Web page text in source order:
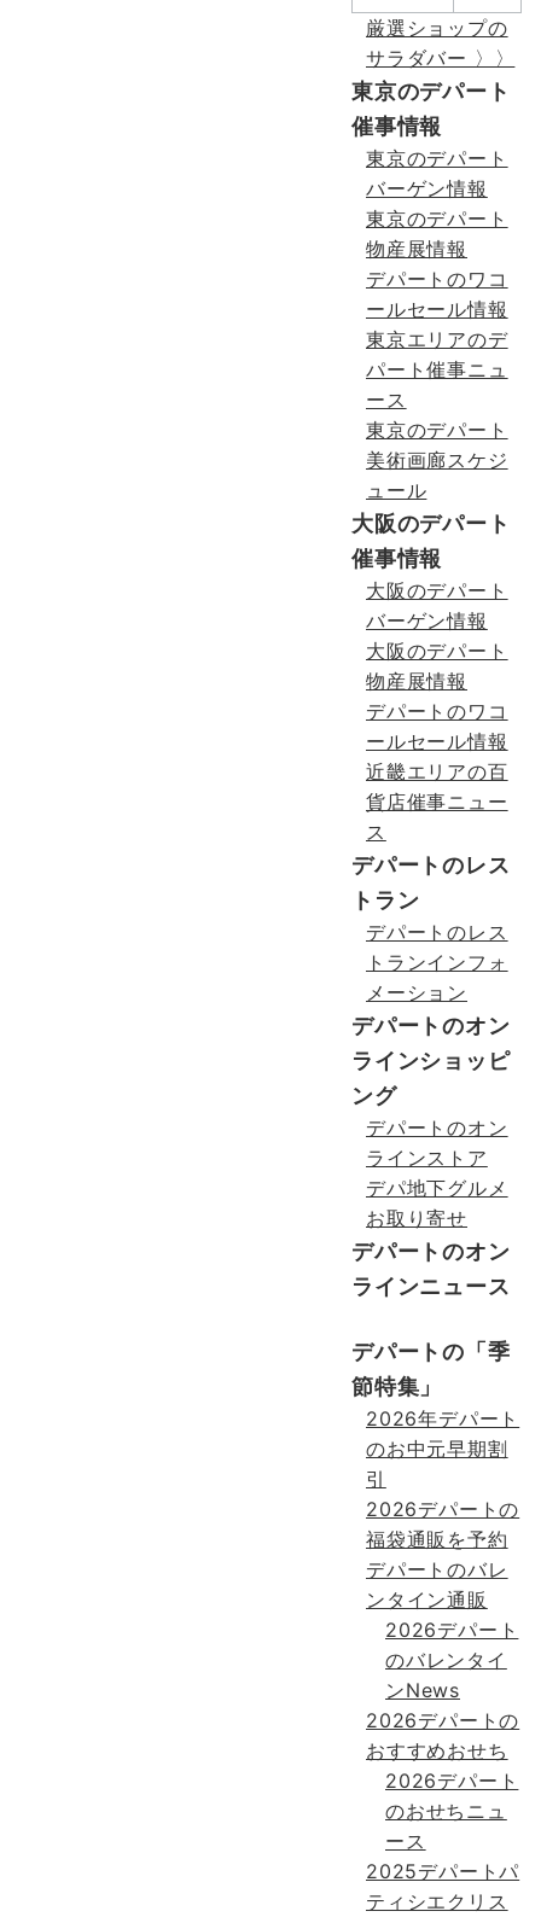
厳選ショップの
サラダバー 〉〉
東京のデパート
催事情報
東京のデパート
バーゲン情報
東京のデパート
物産展情報
デパートのワコ
ールセール情報
東京エリアのデ
パート催事ニュ
ース
東京のデパート
美術画廊スケジ
ュール
大阪のデパート
催事情報
大阪のデパート
バーゲン情報
大阪のデパート
物産展情報
デパートのワコ
ールセール情報
近畿エリアの百
貨店催事ニュー
ス
デパートのレス
トラン
デパートのレス
トランインフォ
メーション
デパートのオン
ラインショッピ
ング
デパートのオン
ラインストア
デパ地下グルメ
お取り寄せ
デパートのオン
ラインニュース
デパートの「季
節特集」
2026年デパート
のお中元早期割
引
2026デパートの
福袋通販を予約
デパートのバレ
ンタイン通販
2026デパート
のバレンタイ
ンNews
2026デパートの
おすすめおせち
2026デパート
のおせちニュ
ース
2025デパートパ
ティシエクリス